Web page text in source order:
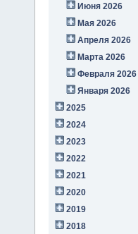
Июня 2026
Мая 2026
Апреля 2026
Марта 2026
Февраля 2026
Января 2026
2025
2024
2023
2022
2021
2020
2019
2018